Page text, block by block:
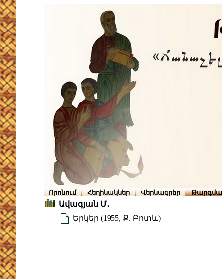
Որոնում Հեղինակներ Վերնագրեր
Ավագյան Մ․
Երկեր (1955, Ք. Բոտև)